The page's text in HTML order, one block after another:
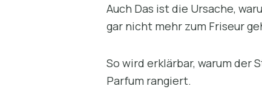
Auch Das ist die Ursache,
gar nicht mehr zum Friseur
So wird erklärbar, warum der
Parfum rangiert.